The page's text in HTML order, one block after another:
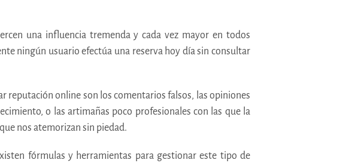
una influencia tremenda y cada vez mayor en todos
ningún usuario efectúa una reserva hoy día sin consultar
reputación online son los comentarios falsos, las opiniones
o las artimañas poco profesionales con las que la
nos atemorizan sin piedad.
fórmulas y herramientas para gestionar este tipo de